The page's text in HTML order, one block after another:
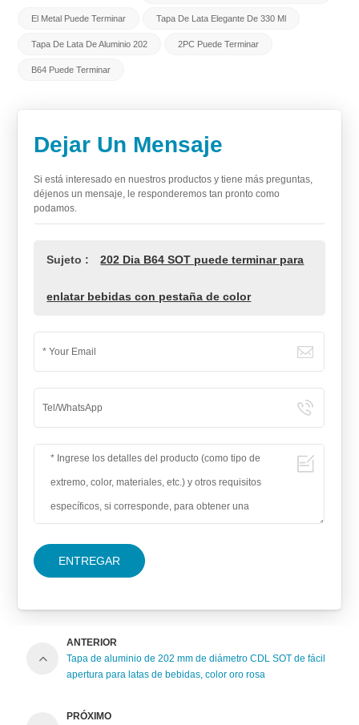
El Metal Puede Terminar Tapa De Lata Elegante De 330 Ml
Tapa De Lata De Aluminio 202 2PC Puede Terminar
B64 Puede Terminar
Dejar Un Mensaje
Si está interesado en nuestros productos y tiene más preguntas,
déjenos un mensaje, le responderemos tan pronto como
podamos.
Sujeto : 202 Dia B64 SOT puede terminar para
enlatar bebidas con pestaña de color
ENTREGAR
ANTERIOR
Tapa de aluminio de 202 mm de diámetro CDL SOT de fácil
apertura para latas de bebidas, color oro rosa
PRÓXIMO